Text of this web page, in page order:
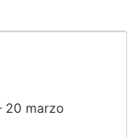
20 marzo